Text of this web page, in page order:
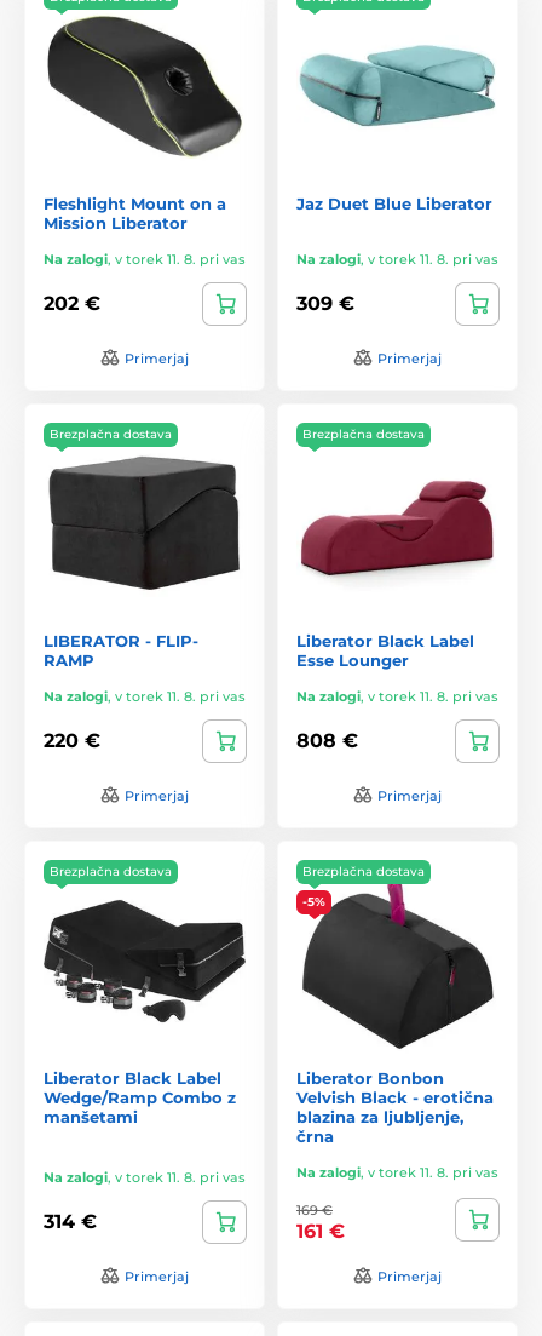
Fleshlight Mount on a
Mission Liberator
Na zalogi, v torek 11. 8. pri vas
202 €
Primerjaj
Jaz Duet Blue Liberator
Na zalogi, v torek 11. 8. pri vas
309 €
Primerjaj
Brezplačna dostava
LIBERATOR - FLIP-
RAMP
Na zalogi, v torek 11. 8. pri vas
220 €
Primerjaj
Brezplačna dostava
Liberator Black Label
Esse Lounger
Na zalogi, v torek 11. 8. pri vas
808 €
Primerjaj
Brezplačna dostava
Liberator Black Label
Wedge/Ramp Combo z
manšetami
Na zalogi, v torek 11. 8. pri vas
314 €
Primerjaj
Brezplačna dostava
-5%
Liberator Bonbon
Velvish Black - erotična
blazina za ljubljenje,
črna
Na zalogi, v torek 11. 8. pri vas
169 €
161 €
Primerjaj